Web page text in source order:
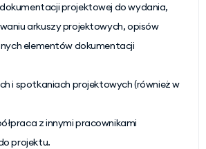
projektowej do wydania,
arkuszy projektowych, opisów
elementów dokumentacji
i spotkaniach projektowych (również w
z innymi pracownikami
projektu.